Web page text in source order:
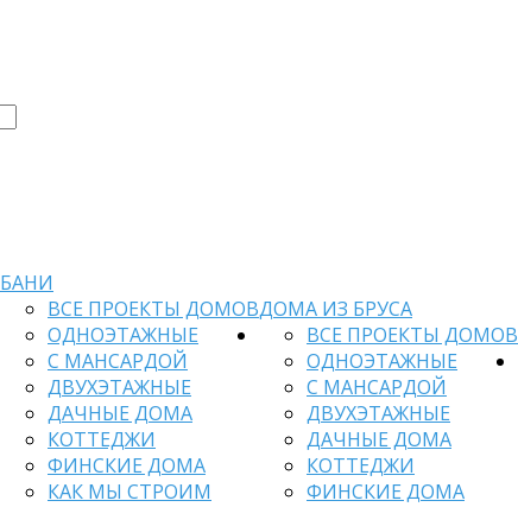
БАНИ
ДОМА ИЗ БРУСА
ВСЕ ПРОЕКТЫ ДОМОВ
ОДНОЭТАЖНЫЕ
С МАНСАРДОЙ
ДВУХЭТАЖНЫЕ
ДАЧНЫЕ ДОМА
КОТТЕДЖИ
ФИНСКИЕ ДОМА
КАК МЫ СТРОИМ
ВСЕ ПРОЕКТЫ ДОМОВ
ОДНОЭТАЖНЫЕ
С МАНСАРДОЙ
ДВУХЭТАЖНЫЕ
ДАЧНЫЕ ДОМА
КОТТЕДЖИ
ФИНСКИЕ ДОМА